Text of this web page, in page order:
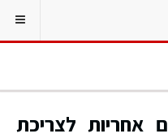
אחריות לצריכת